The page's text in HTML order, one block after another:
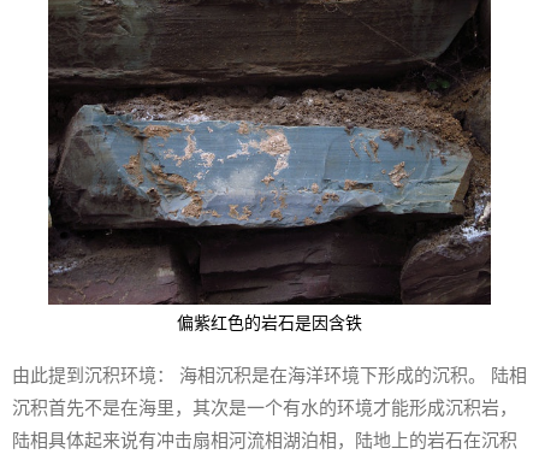
偏紫红色的岩石是因含铁
由此提到沉积环境： 海相沉积是在海洋环境下形成的沉积。 陆相
沉积首先不是在海里，其次是一个有水的环境才能形成沉积岩，
陆相具体起来说有冲击扇相河流相湖泊相，陆地上的岩石在沉积